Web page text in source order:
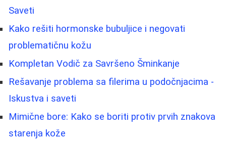
Saveti
Kako rešiti hormonske bubuljice i negovati
problematičnu kožu
Kompletan Vodič za Savršeno Šminkanje
Rešavanje problema sa filerima u podočnjacima -
Iskustva i saveti
Mimične bore: Kako se boriti protiv prvih znakova
starenja kože